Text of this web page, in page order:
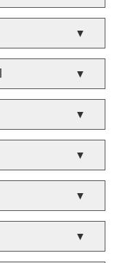
▼
▼
▼
▼
▼
▼